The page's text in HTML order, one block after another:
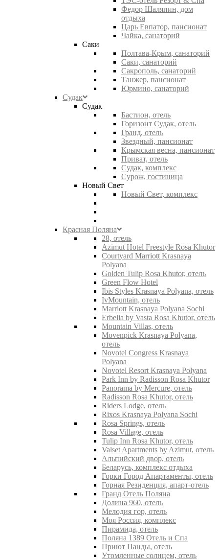
Федор Шаляпин, дом
отдыха
Царь Евпатор, пансионат
Чайка, санаторий
Саки
Полтава-Крым, санаторий
Саки, санаторий
Сакрополь, санаторий
Танжер, пансионат
Юрмино, санаторий
Судак
Судак
Бастион, отель
Горизонт Судак, отель
Гранд, отель
Звездный, пансионат
Крымская весна, пансионат
Приват, отель
Судак, комплекс
Сурож, гостиница
Новый Свет
Новый Свет, комплекс
Красная Поляна
28, отель
Azimut Hotel Freestyle Rosa Khutor
Courtyard Marriott Krasnaya
Polyana
Golden Tulip Rosa Khutor, отель
Green Flow Hotel
Ibis Styles Krasnaya Polyana, отель
IvMountain, отель
Marriott Krasnaya Polyana Sochi
Erbelia by Vasta Rosa Khutor, отель
Mountain Villas, отель
Movenpick Krasnaya Polyana,
отель
Novotel Congress Krasnaya
Polyana
Novotel Resort Krasnaya Polyana
Park Inn by Radisson Rosa Khutor
Panorama by Mercure, отель
Radisson Rosa Khutor, отель
Riders Lodge, отель
Rixos Krasnaya Polyana Sochi
Rosa Springs, отель
Rosa Village, отель
Tulip Inn Rosa Khutor, отель
Valset Apartments by Azimut, отель
Альпийский двор, отель
Беларусь, комплекс отдыха
Горки Город Апартаменты, отель
Горная Резиденция, апарт-отель
Гранд Отель Поляна
Долина 960, отель
Мелодия гор, отель
Моя Россия, комплекс
Пирамида, отель
Поляна 1389 Отель и Спа
Приют Панды, отель
Утомленные солнцем, отель